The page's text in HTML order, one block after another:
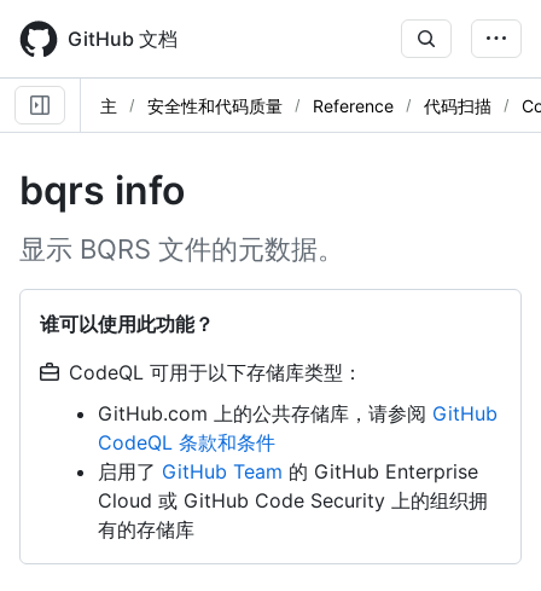
main
content
GitHub 文档
主 安全性和代码质量 Reference 代码扫描
bqrs info
显示 BQRS 文件的元数据。
谁可以使用此功能？
CodeQL 可用于以下存储库类型：
GitHub.com 上的公共存储库，请参阅 GitHub
CodeQL 条款和条件
启用了 GitHub Team 的 GitHub Enterprise
Cloud 或 GitHub Code Security 上的组织拥
有的存储库